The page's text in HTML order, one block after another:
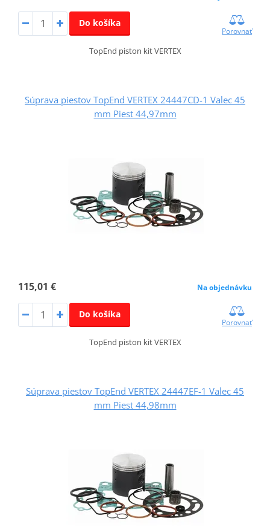
Do košíka
Porovnať
TopEnd piston kit VERTEX
Súprava piestov TopEnd VERTEX 24447CD-1 Valec 45
mm Piest 44,97mm
115,01 € Na objednávku
Do košíka
Porovnať
TopEnd piston kit VERTEX
Súprava piestov TopEnd VERTEX 24447EF-1 Valec 45
mm Piest 44,98mm